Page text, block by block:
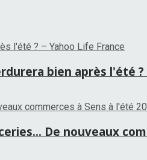
bien après l'été ?
De nouveaux